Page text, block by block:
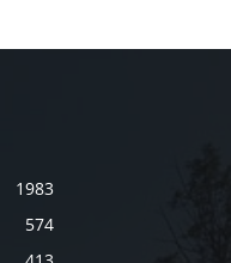
1983
574